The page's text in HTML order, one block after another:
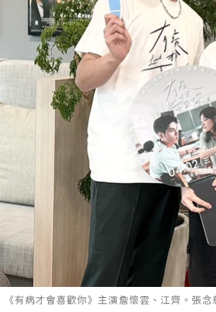
《有病才會喜歡你》主演詹懷雲、江齊。張